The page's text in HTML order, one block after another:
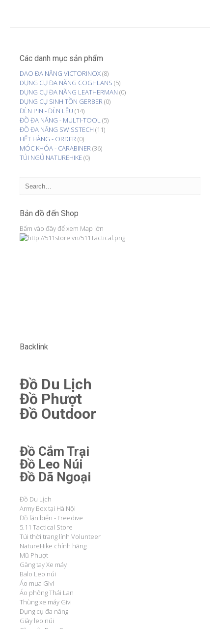
Các danh mục sản phẩm
DAO ĐA NĂNG VICTORINOX(8)
DỤNG CỤ ĐA NĂNG COGHLANS (5)
DỤNG CỤ ĐA NĂNG LEATHERMAN (0)
DỤNG CỤ SINH TỒN GERBER(0)
ĐÈN PIN - ĐÈN LỀU (14)
ĐỒ ĐA NĂNG - MULTI-TOOL(5)
ĐỒ ĐA NĂNG SWISSTECH (11)
HẾT HÀNG - ORDER(0)
MÓC KHÓA - CARABINER(36)
TÚI NGỦ NATUREHIKE(0)
Bản đồ đến Shop
Bấm vào đây để xem Map lớn
Backlink
Đồ Du Lịch
Đồ Phượt
Đồ Outdoor
Đồ Cắm Trại
Đồ Leo Núi
Đồ Dã Ngoại
Đồ Du Lịch
Army Box tại Hà Nội
Đồ lặn biển - Freedive
5.11 Tactical Store
Túi thời trang lính Volunteer
NatureHike chính hãng
Mũ Phượt
Găng tay Xe máy
Balo Leo núi
Áo mưa Givi
Áo phông Thái Lan
Thùng xe máy Givi
Dụng cụ đa năng
Giày leo núi